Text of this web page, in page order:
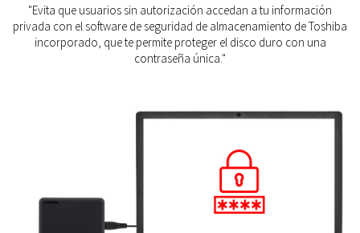
"Evita que usuarios sin autorización accedan a tu información
privada con el software de seguridad de almacenamiento de Toshiba
incorporado, que te permite proteger el disco duro con una
contraseña única."